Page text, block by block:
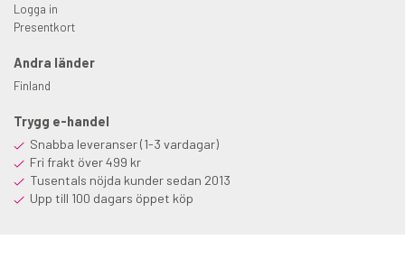
Logga in
Presentkort
Andra länder
Finland
Trygg e-handel
Snabba leveranser (1-3 vardagar)
Fri frakt över 499 kr
Tusentals nöjda kunder sedan 2013
Upp till 100 dagars öppet köp